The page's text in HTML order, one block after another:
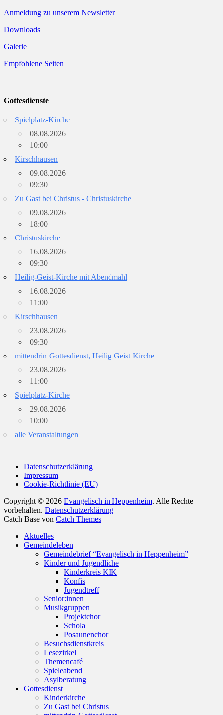
Anmeldung zu unserem Newsletter
Downloads
Galerie
Empfohlene Seiten
Gottesdienste
Spielplatz-Kirche
08.08.2026
10:00
Kirschhausen
09.08.2026
09:30
Zu Gast bei Christus - Christuskirche
09.08.2026
18:00
Christuskirche
16.08.2026
09:30
Heilig-Geist-Kirche mit Abendmahl
16.08.2026
11:00
Kirschhausen
23.08.2026
09:30
mittendrin-Gottesdienst, Heilig-Geist-Kirche
23.08.2026
11:00
Spielplatz-Kirche
29.08.2026
10:00
alle Veranstaltungen
Datenschutzerklärung
Impressum
Cookie-Richtlinie (EU)
Copyright © 2026 Evangelisch in Heppenheim. Alle Rechte
vorbehalten. Datenschutzerklärung
Catch Base von Catch Themes
oben
scrollen
Aktuelles
Gemeindeleben
Gemeindebrief “Evangelisch in Heppenheim”
Kinder und Jugendliche
Kinderkreis KIK
Konfis
Jugendtreff
Senior:innen
Musikgruppen
Projektchor
Schola
Posaunenchor
Besuchsdienstkreis
Lesezirkel
Themencafé
Spieleabend
Asylberatung
Gottesdienst
Kinderkirche
Zu Gast bei Christus